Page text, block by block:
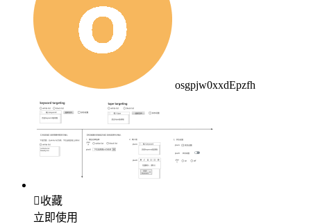
osgpjw0xxdEpzfh
收藏
立即使用